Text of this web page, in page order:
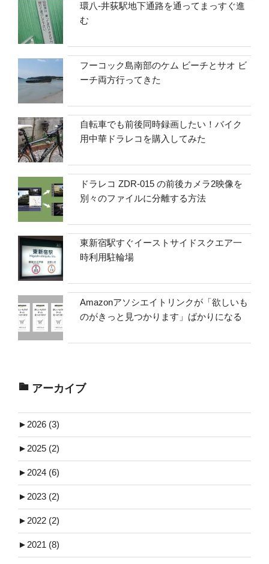
環八-井荻駅地下通路を通ってまっすぐ進
む
フーコック島南部のケム ビーチとサオ ビ
ーチ両方行ってきた
自転車でも前後同時録画したい！バイク
用中華ドラレコを購入してみた
ドラレコ ZDR-015 の前後カメラ2映像を
別々のファイルに分離する方法
東新宿駅すぐイーストサイドスクエア一
時利用駐輪場
Amazonアソシエイトリンクが「欲しいも
のがきっと見つかります」ばかりになる
アーカイブ
► 2026 (3)
► 2025 (2)
► 2024 (6)
► 2023 (2)
► 2022 (2)
► 2021 (8)